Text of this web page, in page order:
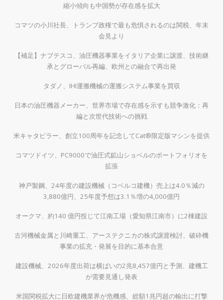
縮小傾向も中国勢が存在感を拡大
コマツの小川社長、トランプ政権で最も危惧されるのは関税、年末
会見より
【補足】ナブテスコ、油圧機器事業をイタリア企業に譲渡、技術継
承とグローバル再編、欧州との融合で再出発
タダノ、IHI運搬機械の運搬システム事業を買収
日本の油圧機器メーカー、世界市場で存在感を示すも競争激化：再
編と次世代技術への挑戦
米キャタピラー、創立100周年を記念してCat®限定版マシンを提供
コマツドイツ、PC9000で油圧式鉱山ショベルのポートフォリオを
拡張
神戸製鋼、24年度の建設機械（コベルコ建機）売上は4.0％減の
3,880億円、25年度予想は3.1％増の4,000億円
オークマ、約140 億円投じて江南工場（愛知県江南市）に2棟建設
古河機械金属と川崎重工、アーステクニカの株式譲渡検討、破砕機
事業の拡充・発展を目的に基本合意
建設機械、2026年度出荷は横ばいの2兆8,457億円と予測、建機工
が需要見通し発表
米国関税拡大に日欧建機業界が危機感、総額1兆円超の輸出に打撃